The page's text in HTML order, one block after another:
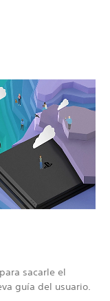
sacarle el
guía del usuario.